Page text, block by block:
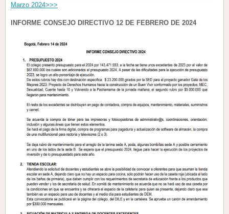
Marzo 2024>>>
INFORME CONSEJO DIRECTIVO 12 DE FEBRERO DE 2024